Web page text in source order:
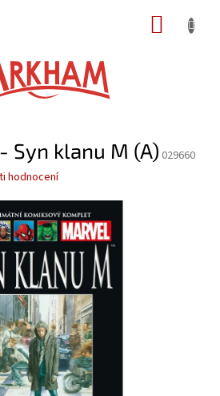
Syn klanu M (A) 029660
hodnocení